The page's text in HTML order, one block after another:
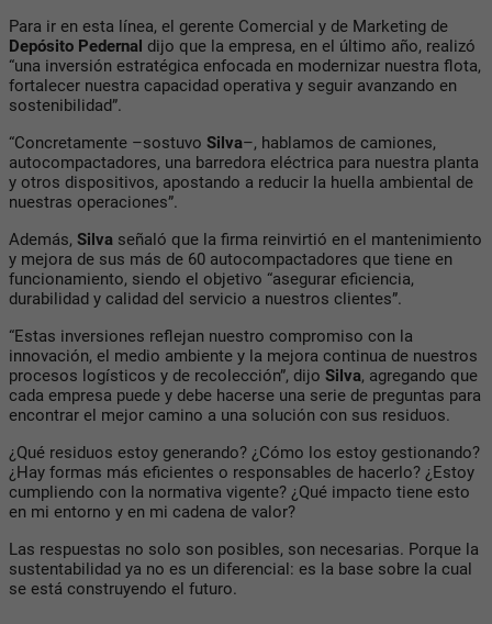
Para ir en esta línea, el gerente Comercial y de Marketing de
Depósito Pedernal dijo que la empresa, en el último año, realizó
“una inversión estratégica enfocada en modernizar nuestra flota,
fortalecer nuestra capacidad operativa y seguir avanzando en
sostenibilidad”.
“Concretamente –sostuvo Silva–, hablamos de camiones,
autocompactadores, una barredora eléctrica para nuestra planta
y otros dispositivos, apostando a reducir la huella ambiental de
nuestras operaciones”.
Además, Silva señaló que la firma reinvirtió en el mantenimiento
y mejora de sus más de 60 autocompactadores que tiene en
funcionamiento, siendo el objetivo “asegurar eficiencia,
durabilidad y calidad del servicio a nuestros clientes”.
“Estas inversiones reflejan nuestro compromiso con la
innovación, el medio ambiente y la mejora continua de nuestros
procesos logísticos y de recolección”, dijo Silva, agregando que
cada empresa puede y debe hacerse una serie de preguntas para
encontrar el mejor camino a una solución con sus residuos.
¿Qué residuos estoy generando? ¿Cómo los estoy gestionando?
¿Hay formas más eficientes o responsables de hacerlo? ¿Estoy
cumpliendo con la normativa vigente? ¿Qué impacto tiene esto
en mi entorno y en mi cadena de valor?
Las respuestas no solo son posibles, son necesarias. Porque la
sustentabilidad ya no es un diferencial: es la base sobre la cual
se está construyendo el futuro.